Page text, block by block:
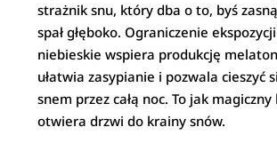
strażnik snu, który dba o to, byś
spał głęboko. Ograniczenie
niebieskie wspiera produkcję
ułatwia zasypianie i pozwala cieszyć
snem przez całą noc. To jak
otwiera drzwi do krainy snów.